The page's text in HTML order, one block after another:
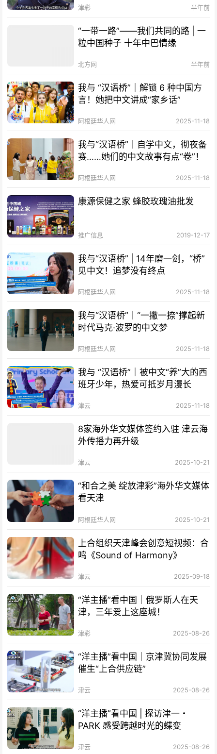
津彩 半年前
“一带一路”——我们共同的路 | 一
粒中国种子 十年中巴情缘
北方网 半年前
我与 “汉语桥”｜解锁 6 种中国方
言！她把中文讲成“家乡话”
阿根廷华人网 2025-11-18
我与“汉语桥”｜自学中文，彻夜备
赛……她们的中文故事有点“卷”！
阿根廷华人网 2025-11-18
康源保健之家 蜂胶玫瑰油批发
推广信息 2019-12-17
我与“汉语桥” | 14年磨一剑，“桥”
见中文！追梦没有终点
阿根廷华人网 2025-11-18
我与“汉语桥”｜“一撇一捺”撑起新
时代马克·波罗的中文梦
阿根廷华人网 2025-11-18
我与 “汉语桥”｜被中文“养”大的西
班牙少年，热爱可抵岁月漫长
津云 2025-11-18
8家海外华文媒体签约入驻 津云海
外传播力再升级
津云 2025-10-21
“和合之美 绽放津彩”海外华文媒体
看天津
阿根廷华人网 2025-10-21
上合组织天津峰会创意短视频：合
鸣《Sound of Harmony》
津云 2025-09-18
“洋主播”看中国｜俄罗斯人在天
津，三年爱上这座城！
津彩 2025-08-26
“洋主播”看中国｜京津冀协同发展
催生“上合供应链”
津云 2025-08-26
“洋主播”看中国 | 探访津一・
PARK 感受跨越时光的蝶变
津云 2025-08-26